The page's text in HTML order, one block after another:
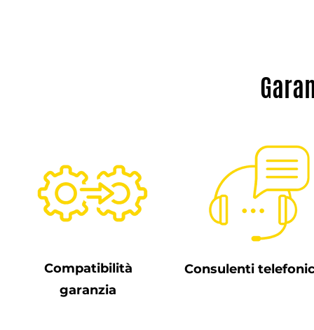
Compatibilità
garanzia
Consulenti